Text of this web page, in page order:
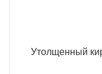
Утолщенный